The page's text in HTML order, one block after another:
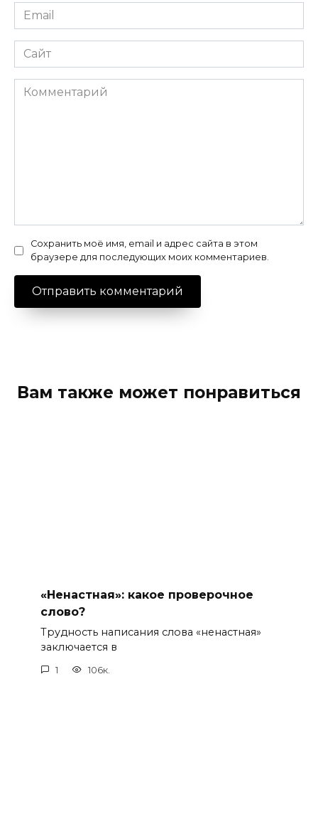
Email
*
Сайт
Комментарий
Сохранить моё имя, email и адрес сайта в этом
браузере для последующих моих комментариев.
Вам также может понравиться
«Ненастная»: какое проверочное
слово?
Трудность написания слова «ненастная»
заключается в
1 106к.